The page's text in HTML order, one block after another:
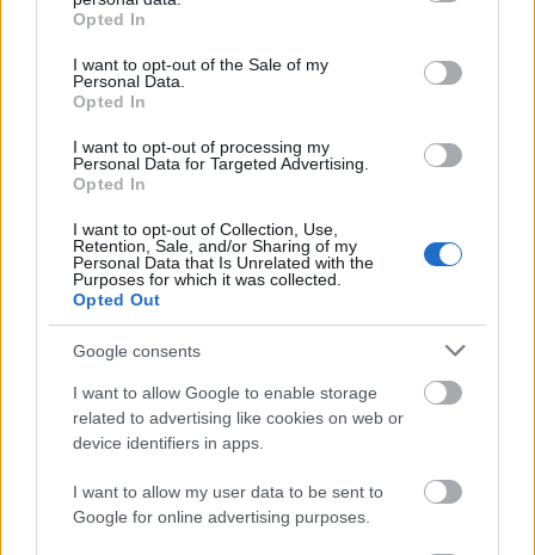
grant or deny consent to Google and its third-party tags to
use your data for below specified purposes in below Google
consent section.
Opted In
I want to opt-out of the Sale of my
Personal Data.
Opted In
I want to opt-out of processing my
Personal Data for Targeted Advertising.
Opted In
I want to opt-out of Collection, Use,
Retention, Sale, and/or Sharing of my
Personal Data that Is Unrelated with the
Purposes for which it was collected.
Opted Out
Google consents
I want to allow Google to enable storage
related to advertising like cookies on web or
device identifiers in apps.
I want to allow my user data to be sent to
Google for online advertising purposes.
Παγκόσμιους Στόχους σε όλη τη Λατινική
Αμερική, τη Μέση Ανατολή, την Ασία και την
Ανατολική Ευρώπη:
Daniel Calarco (Βραζιλία):Ένας 23χρονος
ακτιβιστής για τα ανθρώπινα δικαιώματα που
δημιουργήσει καλύτερες ευκαιρίες για νέους από
περιθωριοποιημένες κοινότητες.
Nadine Khaouli (Λίβανο):
ακτιβίστρια που ηγείται των προσπαθειών
ανακούφισης από τις καταστροφές στο Λίβανο,
το 2020 και της πανδημίας COVID-19, μέσω της
οργάνωσής της Kafe be Kafak.
Yejin Choi (Νότια Κορέα):
γνωστική θεραπεύτρια που έγινε Διευθύνουσα
Σύμβουλος και ίδρυσε το DoBrain, μια εφαρμογή